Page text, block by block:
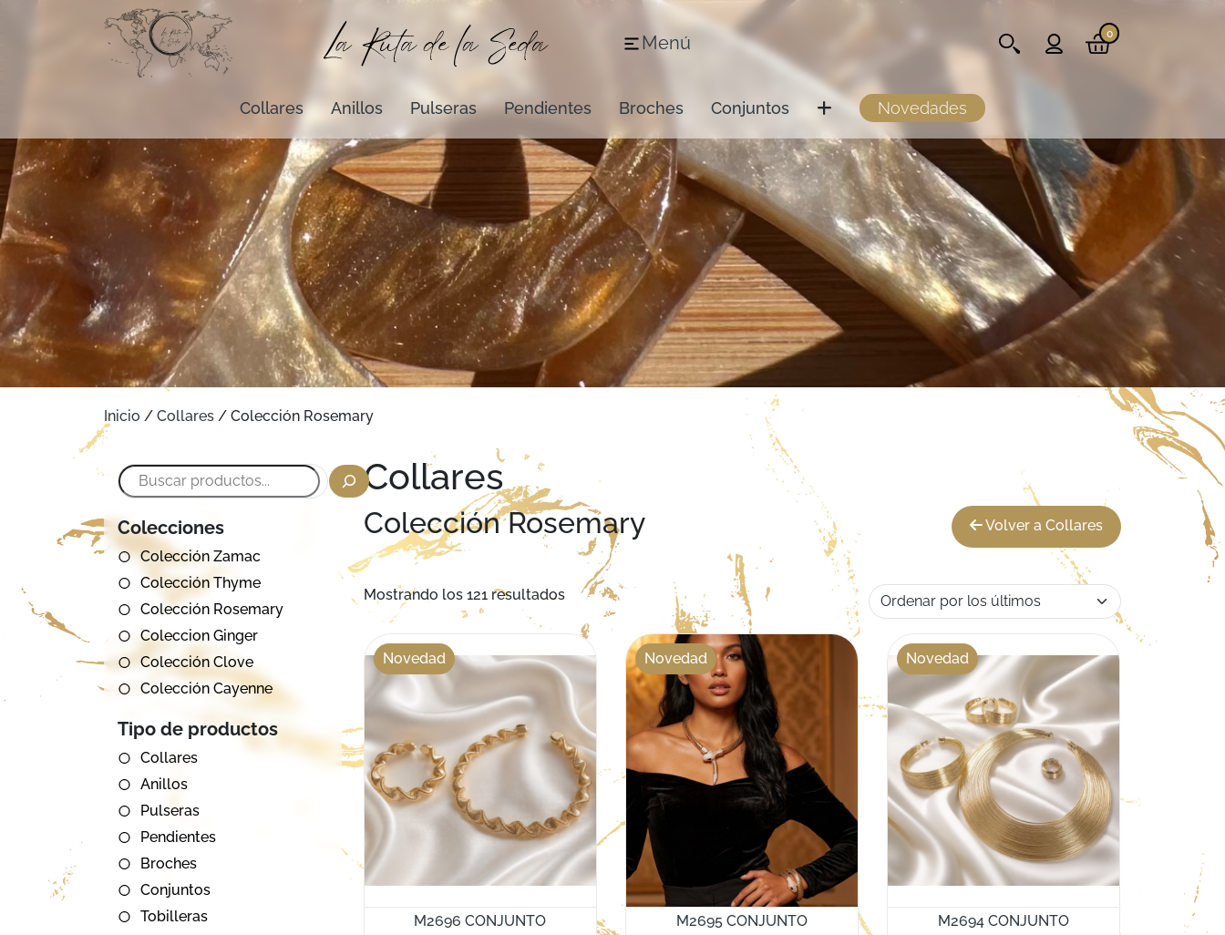
Menú 0
Collares Anillos Pulseras Pendientes Broches Conjuntos Novedades
Inicio / Collares / Colección Rosemary
Buscar
Colecciones
Colección Zamac
Colección Thyme
Colección Rosemary
Coleccion Ginger
Colección Clove
Colección Cayenne
Tipo de productos
Collares
Anillos
Pulseras
Pendientes
Broches
Conjuntos
Tobilleras
Collares
Colección Rosemary Volver a Collares
Mostrando los 121 resultadosOrdenado por los últimos
Novedad
M2696 CONJUNTO
Novedad
M2695 CONJUNTO
Novedad
M2694 CONJUNTO